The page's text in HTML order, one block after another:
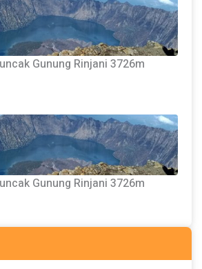
Gunung Rinjani 3726m
Gunung Rinjani 3726m